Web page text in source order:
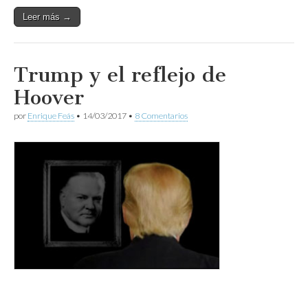
Leer más →
Trump y el reflejo de
Hoover
por Enrique Feás • 14/03/2017 • 8 Comentarios